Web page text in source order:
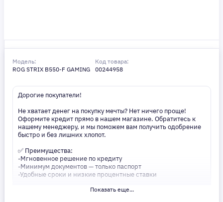
Модель:
ROG STRIX B550-F GAMING
Код товара:
00244958
Дорогие покупатели!
Не хватает денег на покупку мечты? Нет ничего проще!
Оформите кредит прямо в нашем магазине. Обратитесь к
нашему менеджеру, и мы поможем вам получить одобрение
быстро и без лишних хлопот.
✅ Преимущества:
-Мгновенное решение по кредиту
-Минимум документов — только паспорт
-Удобные сроки и низкие процентные ставки
Не откладывайте свои желания на потом! Получите то, что
Показать еще...